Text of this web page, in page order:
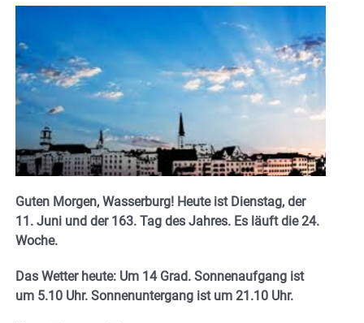
Guten Morgen, Wasserburg! Heute ist Dienstag, der
11. Juni und der 163. Tag des Jahres. Es läuft die 24.
Woche.
Das Wetter heute: Um 14 Grad. Sonnenaufgang ist
um 5.10 Uhr. Sonnenuntergang ist um 21.10 Uhr.